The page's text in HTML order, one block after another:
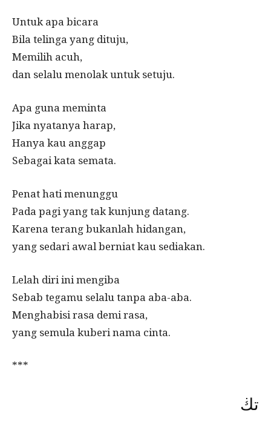
Untuk apa bicara
Bila telinga yang dituju,
Memilih acuh,
dan selalu menolak untuk setuju.
Apa guna meminta
Jika nyatanya harap,
Hanya kau anggap
Sebagai kata semata.
Penat hati menunggu
Pada pagi yang tak kunjung datang.
Karena terang bukanlah hidangan,
yang sedari awal berniat kau sediakan.
Lelah diri ini mengiba
Sebab tegamu selalu tanpa aba-aba.
Menghabisi rasa demi rasa,
yang semula kuberi nama cinta.
***
تڬ